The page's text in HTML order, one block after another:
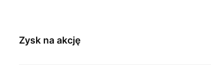
Zysk na akcję